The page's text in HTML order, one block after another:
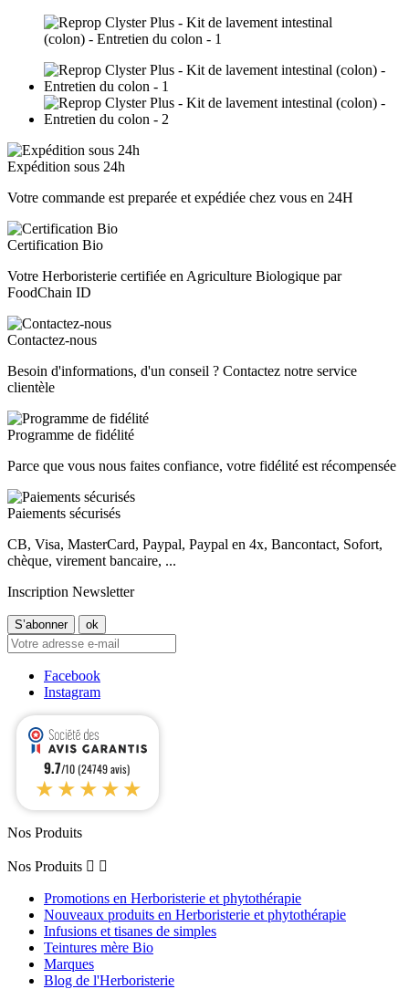
Expédition sous 24h
Votre commande est preparée et expédiée chez vous en 24H
Certification Bio
Votre Herboristerie certifiée en Agriculture Biologique par
FoodChain ID
Contactez-nous
Besoin d'informations, d'un conseil ? Contactez notre service
clientèle
Programme de fidélité
Parce que vous nous faites confiance, votre fidélité est récompensée
Paiements sécurisés
CB, Visa, MasterCard, Paypal, Paypal en 4x, Bancontact, Sofort,
chèque, virement bancaire, ...
Inscription Newsletter
Facebook
Instagram
9.7/10 (24749 avis)
★★★★★
Nos Produits
Nos Produits  
Promotions en Herboristerie et phytothérapie
Nouveaux produits en Herboristerie et phytothérapie
Infusions et tisanes de simples
Teintures mère Bio
Marques
Blog de l'Herboristerie